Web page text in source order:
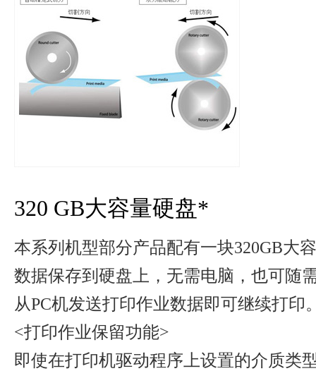
320 GB大容量硬盘*
本系列机型部分产品配有一块320GB大
数据保存到硬盘上，无需电脑，也可随
从PC机发送打印作业数据即可继续打印
<打印作业保留功能>
即使在打印机驱动程序上设置的介质类